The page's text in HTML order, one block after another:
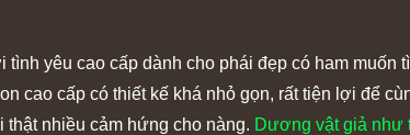
yêu cao cấp dành cho phái đẹp có ham muốn
cao cấp có thiết kế khá nhỏ gọn, rất tiện lợi để
thật nhiều cảm hứng cho nàng. Dương vật giả như